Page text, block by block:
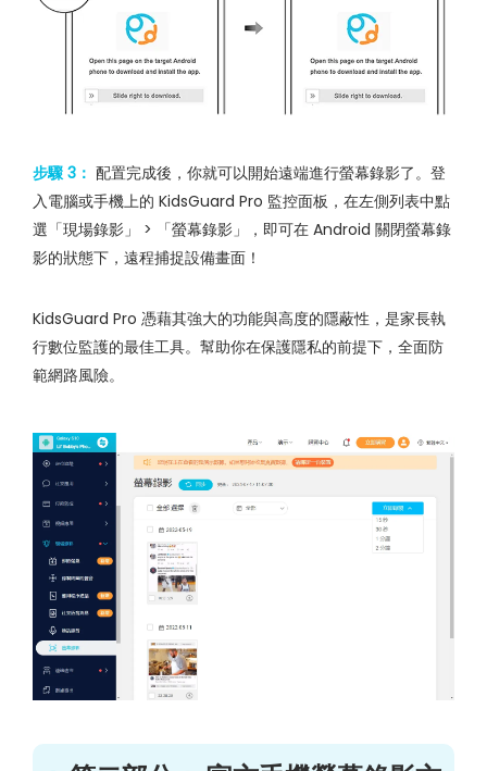
步驟 3： 配置完成後，你就可以開始遠端進行螢幕錄影了。登
入電腦或手機上的 KidsGuard Pro 監控面板，在左側列表中點
選「現場錄影」 > 「螢幕錄影」，即可在 Android 關閉螢幕錄
影的狀態下，遠程捕捉設備畫面！
KidsGuard Pro 憑藉其強大的功能與高度的隱蔽性，是家長執
行數位監護的最佳工具。幫助你在保護隱私的前提下，全面防
範網路風險。